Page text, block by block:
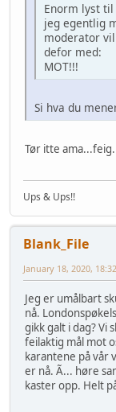
Enorm lyst
jeg egentlig
moderator
defor med:
MOT!!!
Si hva du
Tør itte ama...feig.
Ups & Ups!!
Blank_File
January 18, 2020,
Jeg er umålbart
nå.
gikk galt i dag? Vi
feilaktig mål mot
karantene på vår
er nå. Ã... høre
kaster opp. Helt